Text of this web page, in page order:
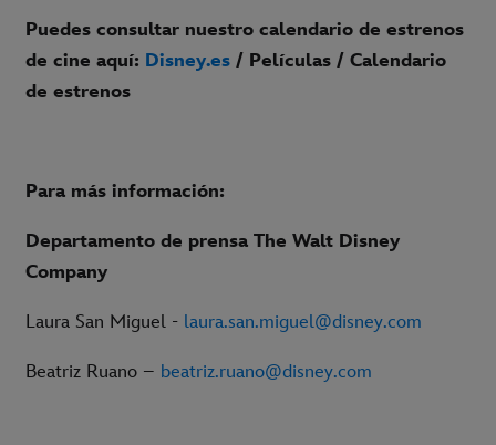
Puedes consultar nuestro calendario de estrenos
de cine aquí: Disney.es / Películas / Calendario
de estrenos
Para más información:
Departamento de prensa The Walt Disney
Company
Laura San Miguel - laura.san.miguel@disney.com
Beatriz Ruano – beatriz.ruano@disney.com